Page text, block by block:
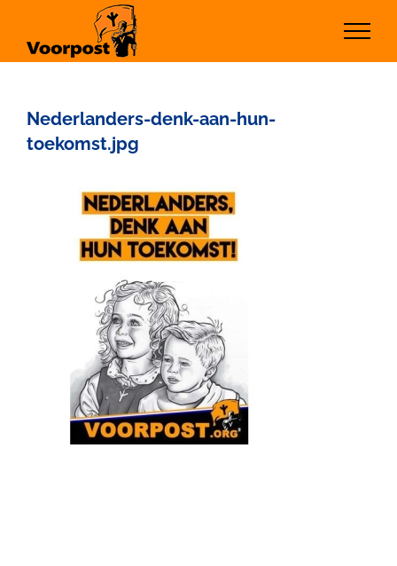
inhoud
Nederlanders-denk-aan-hun-
toekomst.jpg